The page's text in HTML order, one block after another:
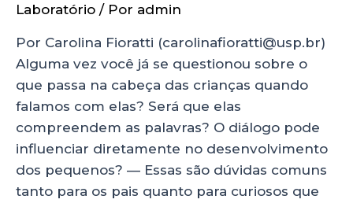
Laboratório / Por admin
Por Carolina Fioratti (carolinafioratti@usp.br)
Alguma vez você já se questionou sobre o
que passa na cabeça das crianças quando
falamos com elas? Será que elas
compreendem as palavras? O diálogo pode
influenciar diretamente no desenvolvimento
dos pequenos? — Essas são dúvidas comuns
tanto para os pais quanto para curiosos que